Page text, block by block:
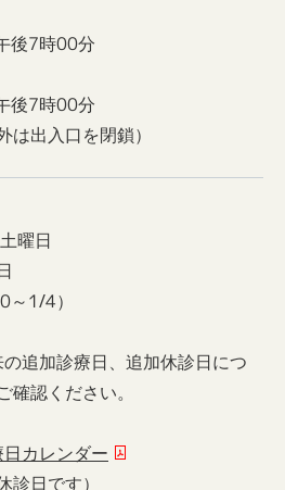
後7時00分
後7時00分
は出入口を閉鎖）
曜日
1/4）
追加診療日、追加休診日につ
確認ください。
カレンダー
診日です）